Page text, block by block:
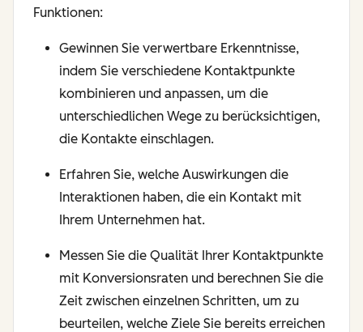
Funktionen:
Gewinnen Sie verwertbare Erkenntnisse,
indem Sie verschiedene Kontaktpunkte
kombinieren und anpassen, um die
unterschiedlichen Wege zu berücksichtigen,
die Kontakte einschlagen.
Erfahren Sie, welche Auswirkungen die
Interaktionen haben, die ein Kontakt mit
Ihrem Unternehmen hat.
Messen Sie die Qualität Ihrer Kontaktpunkte
mit Konversionsraten und berechnen Sie die
Zeit zwischen einzelnen Schritten, um zu
beurteilen, welche Ziele Sie bereits erreichen